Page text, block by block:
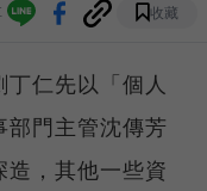
收藏
仁先以「個人
門主管沈傳芳
，其他一些資